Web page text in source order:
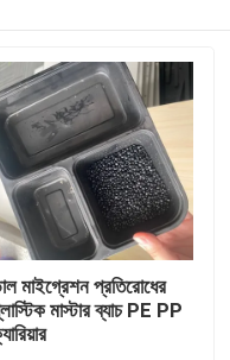
মাইগ্রেশন প্রতিরোধের
মাস্টার ব্যাচ PE PP